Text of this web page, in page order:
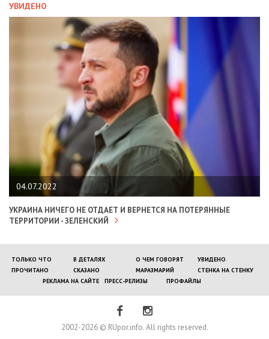
УВИДЕНО
04.07.2022
УКРАИНА НИЧЕГО НЕ ОТДАЕТ И ВЕРНЕТСЯ НА ПОТЕРЯННЫЕ
ТЕРРИТОРИИ - ЗЕЛЕНСКИЙ
ТОЛЬКО ЧТО В ДЕТАЛЯХ О ЧЕМ ГОВОРЯТ
УВИДЕНО
ПРОЧИТАНО
СКАЗАНО МАРАЗМАРИЙ
СТЕНКА НА СТЕНКУ
РЕКЛАМА НА САЙТЕ
ПРЕСС-РЕЛИЗЫ ПРОФАЙЛЫ
2002-2026 © RUpor.info. All rights reserved.